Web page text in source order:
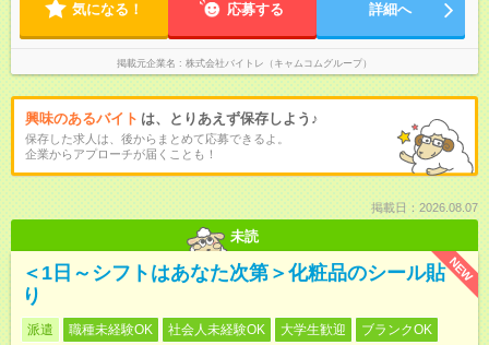
気になる！ 応募する 詳細へ
掲載元企業名 株式会社バイトレ（キャムコムグループ）
興味のあるバイト は、とりあえず保存しよう♪
保存した求人は、後からまとめて応募できるよ。
企業からアプローチが届くことも！
掲載日：2026.08.07
未読
NEW
＜1日～シフトはあなた次第＞化粧品のシール貼
り
派遣 職種未経験OK 社会人未経験OK 大学生歓迎
ブランクOK